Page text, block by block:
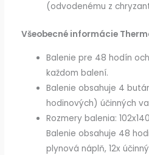
(odvodenému z
Všeobecné informácie
Balenie pre 48 hodín
každom balení.
Balenie obsahuje 4
hodinových) účinných
Rozmery balenia:
Balenie obsahuje 48
plynová náplň, 12x